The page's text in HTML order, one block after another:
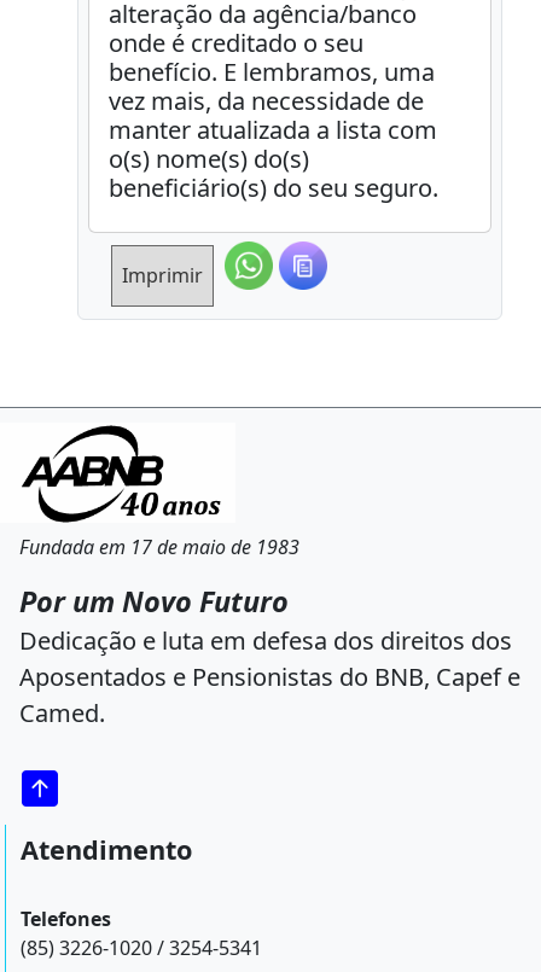
alteração da agência/banco
onde é creditado o seu
benefício. E lembramos, uma
vez mais, da necessidade de
manter atualizada a lista com
o(s) nome(s) do(s)
beneficiário(s) do seu seguro.
Imprimir
Fundada em 17 de maio de 1983
Por um Novo Futuro
Dedicação e luta em defesa dos direitos dos
Aposentados e Pensionistas do BNB, Capef e
Camed.
Atendimento
Telefones
(85) 3226-1020 / 3254-5341